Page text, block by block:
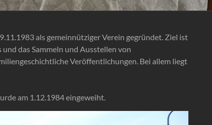
als gemeinnütziger Verein gegründet. Ziel ist
das Sammeln und Ausstellen von
Veröffentlichungen. Bei allem liegt
am 1.12.1984 eingeweiht.